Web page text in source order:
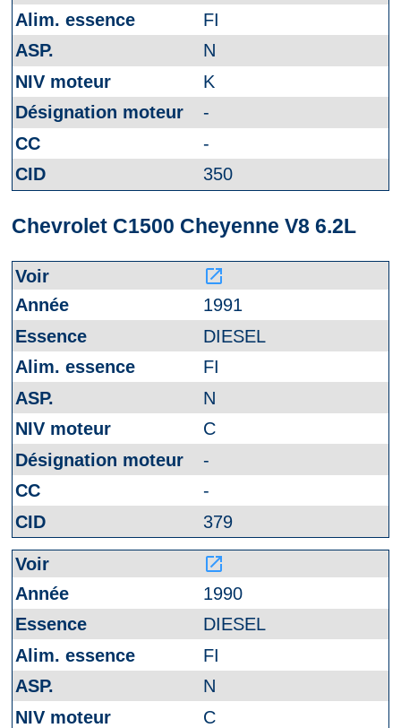
FI
N
K
-
-
350
Chevrolet C1500 Cheyenne V8 6.2L
launch
1991
DIESEL
FI
N
C
-
-
379
launch
1990
DIESEL
FI
N
C